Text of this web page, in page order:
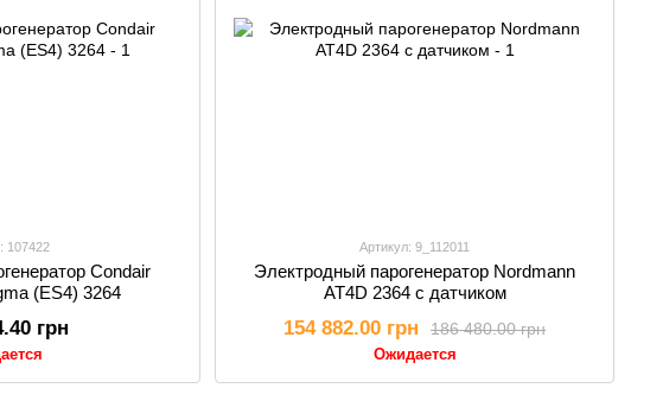
107422
Condair
(ES4) 3264
грн
Артикул: 9_112011
Электродный парогенератор Nordmann
AT4D 2364 с датчиком
186 480.00 грн
154 882.00 грн
Ожидается